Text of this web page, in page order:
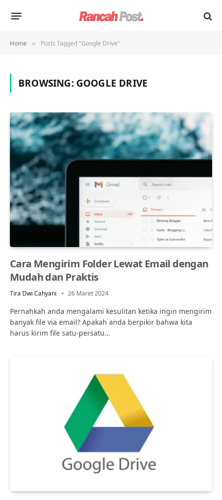
Home » Posts Tagged "Google Drive"
BROWSING: GOOGLE DRIVE
Cara Mengirim Folder Lewat Email dengan
Mudah dan Praktis
Tira Dwi Cahyani 26 Maret 2024
Pernahkah anda mengalami kesulitan ketika ingin mengirim
banyak file via email? Apakah anda berpikir bahwa kita
harus kirim file satu-persatu…